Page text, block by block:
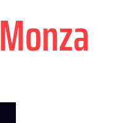
Monza